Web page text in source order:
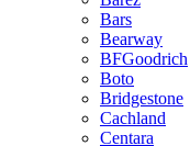
Bars
Bearway
BFGoodrich
Boto
Bridgestone
Cachland
Centara